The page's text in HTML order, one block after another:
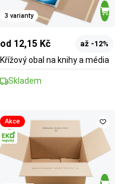
3 varianty
od 12,15 Kč až -12%
Křížový obal na knihy a média
Skladem
Akce